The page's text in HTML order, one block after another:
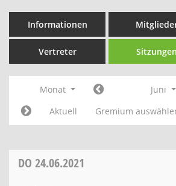
Informationen
Vertreter Sitzungen
Monat Juni
Aktuell
Gremium
DO 24.06.2021